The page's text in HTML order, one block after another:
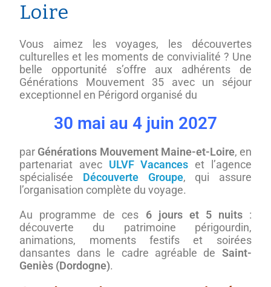
Loire
Vous aimez les voyages, les découvertes
culturelles et les moments de convivialité ? Une
belle opportunité s’offre aux adhérents de
Générations Mouvement 35 avec un séjour
exceptionnel en Périgord organisé du
30 mai au 4 juin 2027
par Générations Mouvement Maine-et-Loire, en
partenariat avec ULVF Vacances et l’agence
spécialisée Découverte Groupe, qui assure
l’organisation complète du voyage.
Au programme de ces 6 jours et 5 nuits:
découverte du patrimoine périgourdin,
animations, moments festifs et soirées
dansantes dans le cadre agréable de Saint-
Geniès (Dordogne).